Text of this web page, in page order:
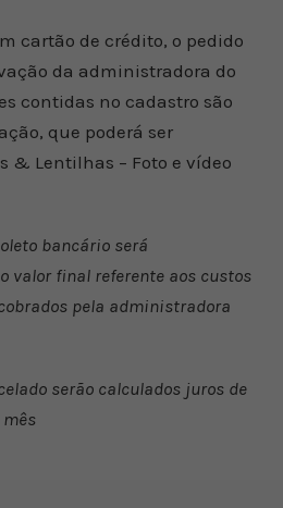
cartão de crédito, o pedido
da administradora do
contidas no cadastro são
que poderá ser
& Lentilhas – Foto e vídeo
bancário será
valor final referente aos custos
pela administradora
serão calculados juros de